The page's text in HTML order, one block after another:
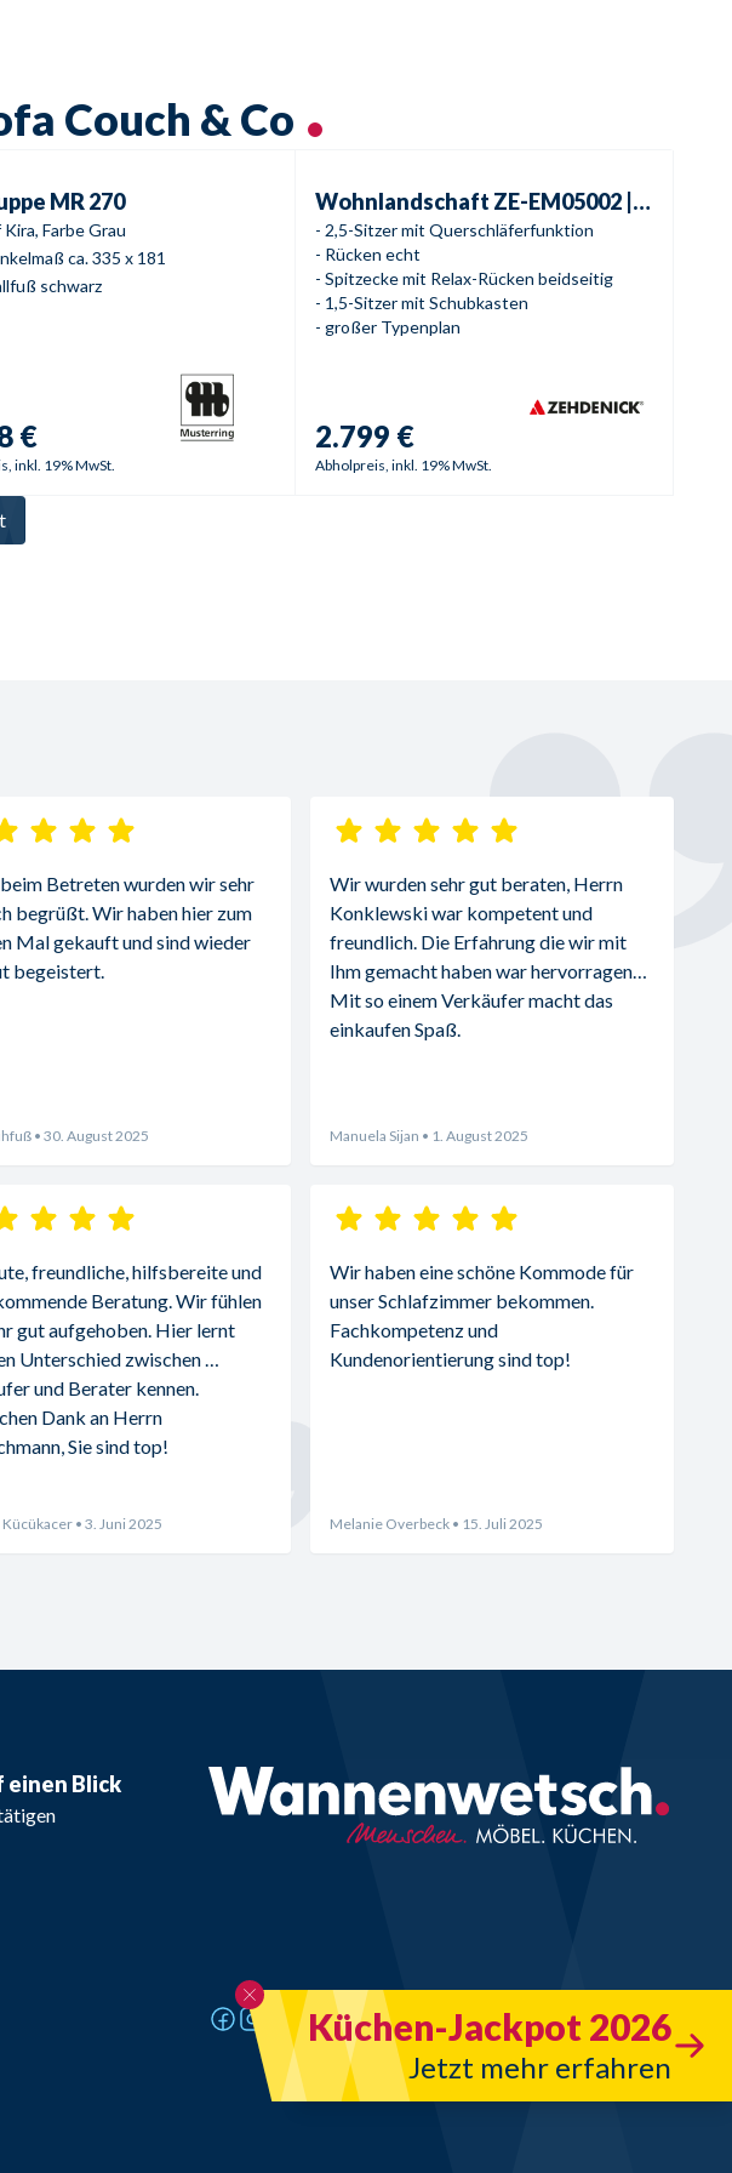
Couch & Co
MR 270
Farbe Grau
ca. 335 x 181
schwarz
€
inkl. 19% MwSt.
Wohnlandschaft ZE-EM05002 | Cleveland-S
- 2,5-Sitzer mit Querschläferfunktion
- Rücken echt
- Spitzecke mit Relax-Rücken beidseitig
- 1,5-Sitzer mit Schubkasten
- großer Typenplan
2.799 €
Abholpreis, inkl. 19% MwSt.
Küchen-Jackpot 2026
Jetzt mehr erfahren
Betreten wurden wir sehr
begrüßt. Wir haben hier zum
Mal gekauft und sind wieder
begeistert.
• 30. August 2025
freundliche, hilfsbereite und
Beratung. Wir fühlen
gut aufgehoben. Hier lernt
Unterschied zwischen
und Berater kennen.
Dank an Herrn
Sie sind top!
Kücükacer• 3. Juni 2025
Wir wurden sehr gut beraten, Herrn
Konklewski war kompetent und
freundlich. Die Erfahrung die wir mit
Ihm gemacht haben war hervorragend.
Mit so einem Verkäufer macht das
einkaufen Spaß.
Manuela Sijan • 1. August 2025
Wir haben eine schöne Kommode für
unser Schlafzimmer bekommen.
Fachkompetenz und
Kundenorientierung sind top!
Melanie Overbeck • 15. Juli 2025
einen Blick
Design & Code - art&design werbeagentur